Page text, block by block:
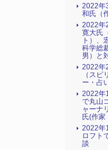
2022年
和氏（
2022年
寛大氏
ト）、
科学総
男）と
2022年
（スピ
ー・占
2022年
で丸山
ャーナ
氏(作家
2022年
ロフト
談